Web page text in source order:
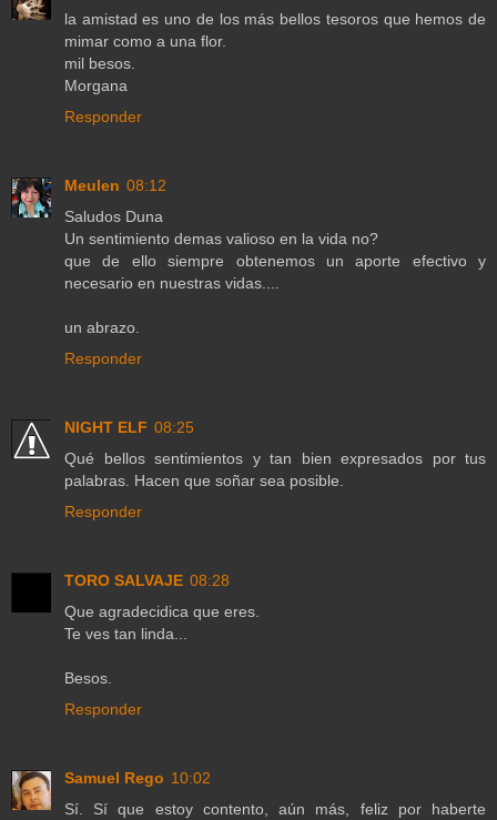
la amistad es uno de los más bellos tesoros que hemos de
mimar como a una flor.
mil besos.
Morgana
Responder
Meulen 08:12
Saludos Duna
Un sentimiento demas valioso en la vida no?
que de ello siempre obtenemos un aporte efectivo y
necesario en nuestras vidas....
un abrazo.
Responder
NIGHT ELF 08:25
Qué bellos sentimientos y tan bien expresados por tus
palabras. Hacen que soñar sea posible.
Responder
TORO SALVAJE 08:28
Que agradecidica que eres.
Te ves tan linda...
Besos.
Responder
Samuel Rego 10:02
Sí. Sí que estoy contento, aún más, feliz por haberte